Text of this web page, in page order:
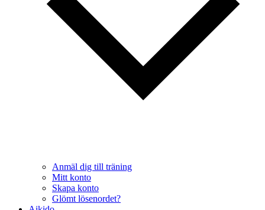
Anmäl dig till träning
Mitt konto
Skapa konto
Glömt lösenordet?